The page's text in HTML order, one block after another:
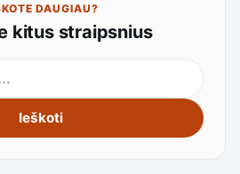
DAUGIAU?
kitus straipsnius
Ieškoti